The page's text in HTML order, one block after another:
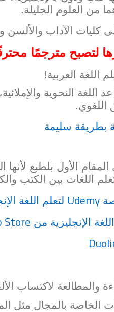
من العلوم الجليلة.
كليات الآداب
لتصبح مترجمًا
اللغة العربية!
اللغة النحوية
اللغوي.
المقام الأول بلطبع
اللغات بين الكتب
Udemy لتعلم اللغة
Store
والمطالعة لاكتساب
الخاصة بالمجال مثل